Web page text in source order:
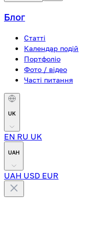
Блог
Статті
Календар подій
Портфоліо
Фото / відео
Часті питання
UK
EN RU UK
UAH
UAH USD EUR